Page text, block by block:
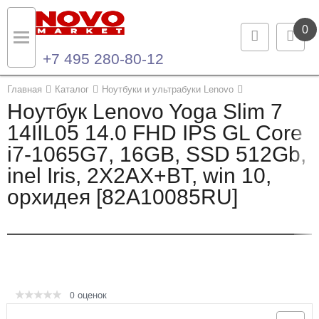
0
+7 495 280-80-12
Главная Каталог Ноутбуки и ультрабуки Lenovo
Ноутбук Lenovo Yoga Slim 7
14IIL05 14.0 FHD IPS GL Core
i7-1065G7, 16GB, SSD 512Gb,
inel Iris, 2X2AX+BT, win 10,
орхидея [82A10085RU]
0 оценок
Назад
Каталог продукции
Ноутбуки и ультрабуки
Компьютеры
Назад
Контакты
Контактная информация